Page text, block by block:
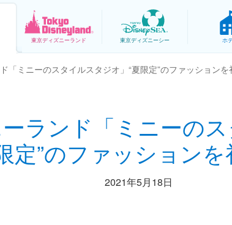
東京ディズニーランド 東京ディズニーシー ホ
「ミニーのスタイルスタジオ」“夏限定”のファッションを
ランド「ミニーのス
定”のファッションを
2021年5月18日